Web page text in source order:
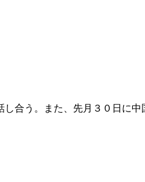
合う。また、先月３０日に